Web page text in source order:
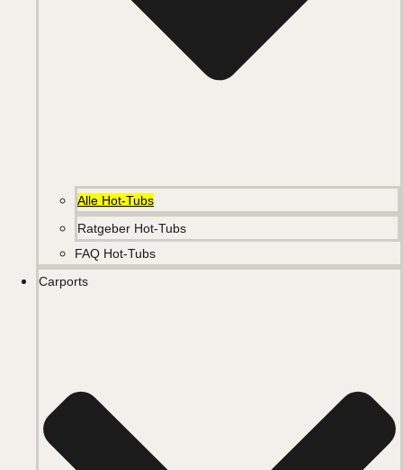
Alle Hot-Tubs
Ratgeber Hot-Tubs
FAQ Hot-Tubs
Carports